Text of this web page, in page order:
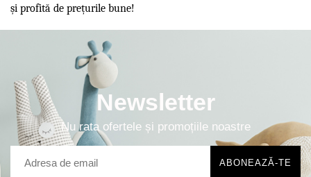
și profită de prețurile bune!
Newsletter
Nu rata ofertele și promoțiile noastre